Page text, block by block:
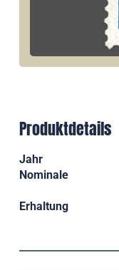
Produktdetails
Jahr
Nominale
Erhaltung